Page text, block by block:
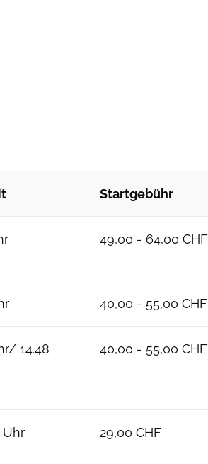
Startgebühr
49,00 - 64,00 CHF
40,00 - 55,00 CHF
14.48
40,00 - 55,00 CHF
Uhr 29,00 CHF